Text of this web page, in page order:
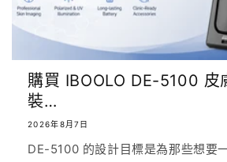
購買 IBOOLO DE-5100 皮
裝…
2026年8月7日
DE-5100 的設計目標是為那些想要